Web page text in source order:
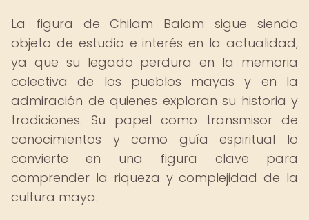
La figura de Chilam Balam sigue siendo
objeto de estudio e interés en la actualidad,
ya que su legado perdura en la memoria
colectiva de los pueblos mayas y en la
admiración de quienes exploran su historia y
tradiciones. Su papel como transmisor de
conocimientos y como guía espiritual lo
convierte en una figura clave para
comprender la riqueza y complejidad de la
cultura maya.